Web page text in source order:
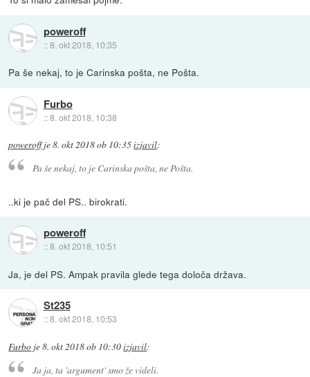
poweroff
::8. okt 2018, 10:35
Pa še nekaj, to je Carinska pošta, ne Pošta.
Furbo
::8. okt 2018, 10:38
poweroffje8. okt 2018 ob 10:35izjavil:
Pa še nekaj, to je Carinska pošta, ne Pošta.
..ki je pač del PS.. birokrati.
poweroff
::8. okt 2018, 10:51
Ja, je del PS. Ampak pravila glede tega določa država.
St235
::8. okt 2018, 10:53
Furbo je8. okt 2018 ob 10:30izjavil:
Ja ja, ta 'argument' smo že videli.